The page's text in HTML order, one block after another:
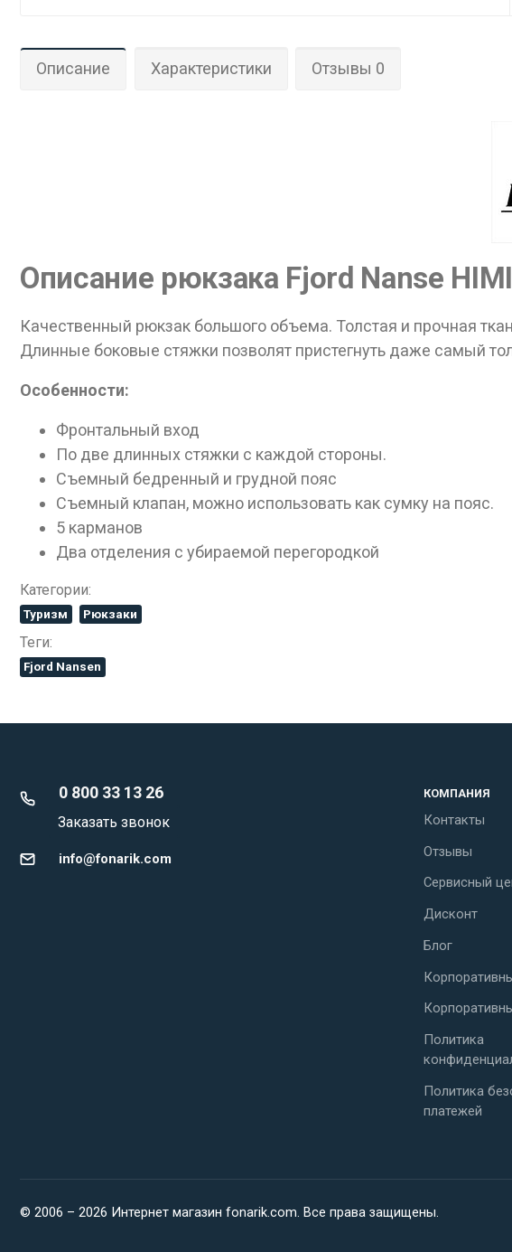
Описание Характеристики Отзывы 0
Описание рюкзака Fjord Nanse
Качественный рюкзак большого объема. Толстая и прочная
Длинные боковые стяжки позволят пристегнуть даже самый
Особенности:
Фронтальный вход
По две длинных стяжки с каждой стороны.
Съемный бедренный и грудной пояс
Съемный клапан, можно использовать как сумку на пояс.
5 карманов
Два отделения с убираемой перегородкой
Категории:
Туризм Рюкзаки
Теги:
Fjord Nansen
0 800 33 13 26
Заказать звонок
info@fonarik.com
КОМПАНИЯ
Контакты
Отзывы
Сервисный
Дисконт
Блог
Политика
Политика
платежей
© 2006 – 2026 Интернет магазин fonarik.com. Все права защищены.
Данные